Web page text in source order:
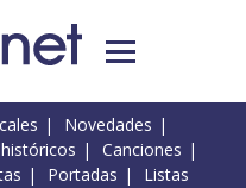
Novedades
Canciones
Portadas Listas